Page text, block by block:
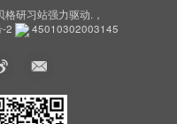
格研习站强力驱动.，
2 45010302003145